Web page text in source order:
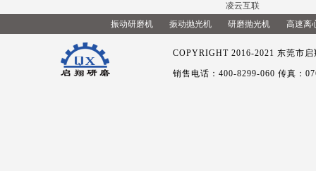
凌云互联
振动研磨机
振动抛光机 研磨抛光机 高速离
COPYRIGHT 2016-2021 东莞市
销售电话：400-8299-060 传真：